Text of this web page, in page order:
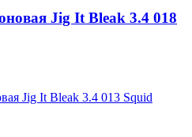
Jig It Bleak 3.4 018